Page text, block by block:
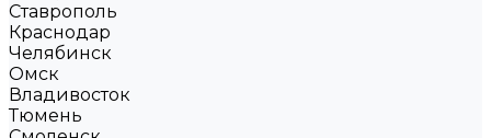
Ставрополь
Краснодар
Челябинск
Омск
Владивосток
Тюмень